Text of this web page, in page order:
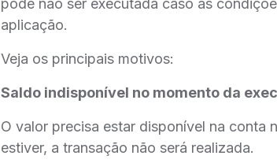
pode não ser executada caso as
aplicação.
Veja os principais motivos:
Saldo indisponível no momento da
O valor precisa estar disponível na conta
estiver, a transação não será realizada.